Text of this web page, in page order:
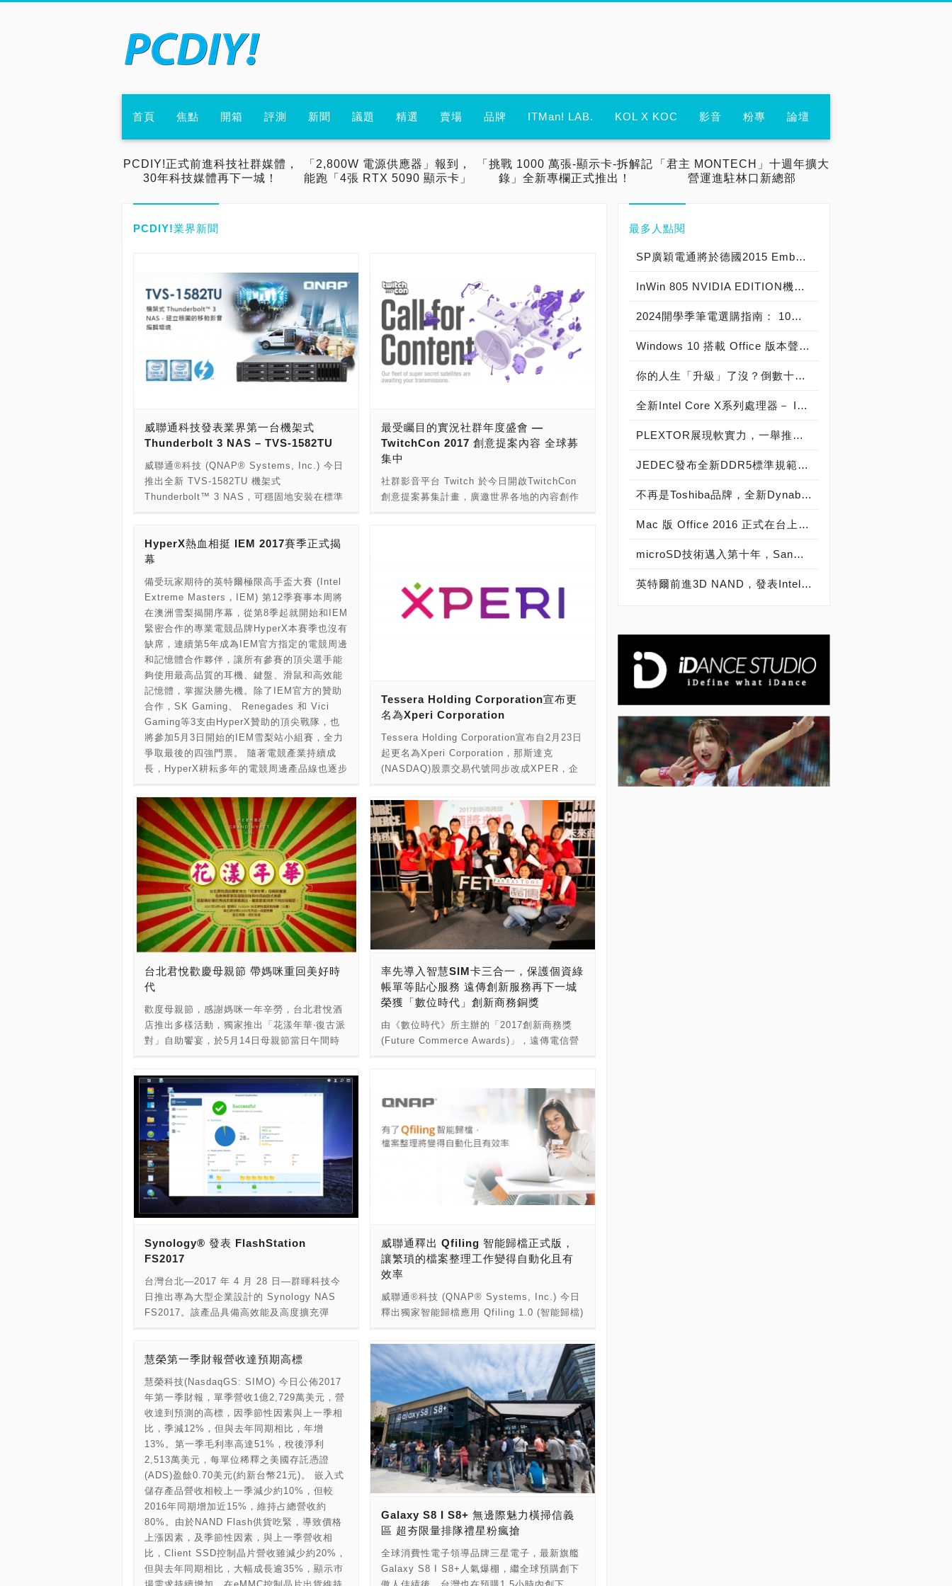
首頁 焦點 開箱 評測 新聞 議題 精選 賣場 品牌 ITMan! LAB. KOL X KOC 影音 粉專 論壇
PCDIY!正式前進科技社群媒體，
30年科技媒體再下一城！
「2,800W 電源供應器」報到，
能跑「4張 RTX 5090 顯示卡」
「挑戰 1000 萬張-顯示卡-拆解記
錄」全新專欄正式推出！
「君主 MONTECH」十週年擴大
營運進駐林口新總部
PCDIY!業界新聞
威聯通科技發表業界第一台機架式
Thunderbolt 3 NAS – TVS-1582TU
威聯通®科技 (QNAP® Systems, Inc.) 今日
推出全新 TVS-1582TU 機架式
Thunderbolt™ 3 NAS，可穩固地安裝在標準
Thunderbolt 3 埠、10GbE 網路與 USB 3.1
Gen2 (10 Gbps) 等高速介面可快速傳輸與備
份影片，提供移動式影音儲存與編輯的最佳解
決方案，讓講求高時效性的電視影音產業以最
高效率提供高品質 4K 影像內容。 威聯通產品
經理曹武惠表示：「電影拍攝、電視轉播等影
音媒體產業，時常需要即時編輯現場拍攝的影
片，拍片素材也有立即備份的需求。TVS-
1582TU 正是專為這樣的應用情境所開發，可
固定的機架式設計，尤其適合 SNG 轉播車載
和移動影音編輯環境的最佳配備。」 TVS-
1582TU 搭載高效能 Intel® 第七代 Core™ i5
與 Core™ i7 四核心處理器，除了
Thunderbolt 3 大頻寬讓視訊編輯存取擁有更
大優勢，同時內建雙 10 Gigabit 乙太網路
埠，獨家提供「Thunderbolt、NAS、iSCSI
流、多工應用的彈性，更是支援 Thunderbolt
的 Mac® 與 Windows® 使用者處理 4K 影像
作業、檔案儲存與快速分享的利器。QNAP 創
新的 T2E (Thunderbolt-to-Ethernet) 轉換器
可橋接 Thunderbolt 和乙太網路 (Ethernet)
介面，使得 Mac 裝置與 TVS-1582TU 相互連
接後，便可透過 NAS 的 Thunderbolt 介面直
聯 10GbE 高速網路，享有彈性、便利又高效
的資料傳輸。 TVS-1582TU 為支援 15 顆硬
碟的混合式儲存方案，可同時裝載 3.5 吋硬碟
與 2.5 吋硬碟/SSD，搭配 Qtier™ 技術賦予
自動分層儲存的服務，讓高速 SSD 與大容量
SATA 硬碟儲存空間達到不間斷的最佳配置，
同時提升系統效能，極適合高資料處理負載的
高畫質影音或虛擬化應用。TVS-1582TU 提供
一埠 HDMI 輸出，支援 4K @30Hz 超高解析
1582TU 強悍的硬體搭配管理簡單、功能豐富
的 QTS 4.3 作業系統，全方位滿足檔案儲
存、備份、復原、分享、與遠端存取等需求。
多項進階的商業應用包含：QRM+ (QNAP
Remote Manager Plus) 終端設備集中管理方
案，幫助 IT 管理者可由單一平台進行偵測、
對應、監控和管理在網路中所有重要裝置 (伺
服器 / 個人電腦 / 精簡型電腦)，支援自動建立
網路拓樸圖表，啟動視覺化營運智慧；
Virtualization Station (虛擬機工作站) 可在
UNIX® 和 Android™ 虛擬機；Container
Station (軟體容器工作站) 執行 LXC 和
Docker® 軟體容器的無限運用與 IoT 開發部
署；QVR Pro 打造專業的安全監控系統；
Qfiling 智能歸檔與 Qsirch 全文檢索搜尋，讓
供 90 TB 的大儲存空間 (使用 10 TB 3.5 吋
Thunderbolt 儲存擴充設備 ( TX-800P 和
TX-500P)、或是連接一台 USB 儲存擴充設備
(UX-1200U-RP、UX-800U-RP、UX-800P 和
UX-500P) 來彈性擴充容量，亦可透過
VJBOD (Virtual JBOD) 網路虛擬儲存擴充
櫃，用 NAS 擴充儲存空間，提供儲存高清影
像媒體檔案最可靠的解決方案。 TVS-
1582TU-i5-16G：Intel® Core™ i5-7500 3.4
GHz 四核心處理器，16 GB DDR4 記憶體，
可擴充至 64 GB TVS-1582TU-i7-32G：
Intel® Core™ i7-7700 3.6 GHz 四核心處理
器，32 GB DDR4 記憶體，可擴充至 64 GB
最受矚目的實況社群年度盛會 —
TwitchCon 2017 創意提案內容 全球募
集中
社群影音平台 Twitch 於今日開啟TwitchCon
創意提案募集計畫，廣邀世界各地的內容創作
出了更多新功能和工具，為實況主們帶來了多
種收益來源，內容上也加入了更多遊戲之外的
實況。我們希望向所有的社群們募集更多元的
態，以及許多相關議題。」Twitch Studio總監
Marcus “djWHEAT” Graham表示：「自2016
年TwitchCon之後，我們在這個平台不斷帶來
創新，以及社群們源源不絕為我們帶來的創意
能量，我們非常渴望看到今年有各種嶄新的提
案。」 此外，TwitchCon 2017將於5月底發售
續公佈。今年度的TwitchCon將於10月20日至
22日於美國加州長灘市長灘會展中心舉辦，想
獲得最新活動資訊，歡迎造訪TwitchCon官
網，或可於TwitchCon 首頁訂閱電子報或追隨
TwitchCon 官方Twitter獲得最新資訊。想知道
更多 Twitch 的資訊，可參閱關於Twitch、
Twitter 動態 (#Twitch)和部落格。 如果想於
TwitchCon 2017 共同展出或贊助合作，歡迎
聯絡 exhibitors@twitchcon.com
HyperX熱血相挺 IEM 2017賽季正式揭
幕
備受玩家期待的英特爾極限高手盃大賽 (Intel
Extreme Masters，IEM) 第12季賽事本周將
在澳洲雪梨揭開序幕，從第8季起就開始和IEM
緊密合作的專業電競品牌HyperX本賽季也沒有
缺席，連續第5年成為IEM官方指定的電競周邊
和記憶體合作夥伴，讓所有參賽的頂尖選手能
夠使用最高品質的耳機、鍵盤、滑鼠和高效能
記憶體，掌握決勝先機。除了IEM官方的贊助
合作，SK Gaming、 Renegades 和 Vici
Gaming等3支由HyperX贊助的頂尖戰隊，也
將參加5月3日開始的IEM雪梨站小組賽，全力
爭取最後的四強門票。 隨著電競產業持續成
長，HyperX耕耘多年的電競周邊產品線也逐步
競耳機、鍵盤和滑鼠，不但協助職業選手提升
戰力，也讓一般玩家能夠充分享受更全面、更
細緻的遊戲體驗。
Tessera Holding Corporation宣布更
名為Xperi Corporation
Tessera Holding Corporation宣布自2月23日
起更名為Xperi Corporation，那斯達克
(NASDAQ)股票交易代號同步改成XPER，企
了公司的擴大營運、持續的技術創新與更美好
的願景。Xperi與旗下獨資子公司，包括
DTS、FotoNation、Invensas與Tessera，將
繼續為全球數百家合作廠商及數十億件產品，
打造並提供頂級的音訊與廣播解決方案、運算
成像(computational imaging)技術、半導體封
裝及IP授權服務。 Tessera Holding
Corporation執行長Tom Lacey表示：「更名
為Xperi是一個值得紀念的關鍵時刻。Xperi代
表了DTS、FotoNation、Invensas與Tessera
造能提供傑出體驗的解決方案。我們將透過新
的商標與品牌識別，傳遞公司近700名員工組
成團隊所能創造的無限可能性，為人類體驗帶
來真正的影響。我們不斷從那些在日常生活中
使用本公司技術的人身上找到靈感，而這也驅
使我們持續產出各種創新的點子。我們等不及
針對行動裝置、家庭劇院系統、電影院、車用
音響等應用推出各種開創性的音訊解決方案，
DTS藉此為世界各地聽眾提供了聲歷其境又迷
人的高品質體驗。 FotoNation成立於1997
年，為全球運算成像及電腦視覺解決方案的領
導廠商。它所提供的技術及解決方案，強化了
全球數十億台智慧型手機、數位相機、無人
機、運動攝影機、平板、監視系統、存取控制
是全球頂尖的先進半導體封裝與互連
(interconnect)技術供應商，自2011年創立以
來，致力於讓次世代電子產品體積更小、速度
更快、耗電更低，同時提供更高階功能。
Tessera創立於1990年，最初是以半導體封裝
技術研發為主要業務。該公司成立以來一直是
包括全球頂尖的半導體、智慧型手機與數位成
像製造商。
台北君悅歡慶母親節 帶媽咪重回美好時
代
歡度母親節，感謝媽咪一年辛勞，台北君悅酒
店推出多樣活動，獨家推出「花漾年華‧復古派
對」自助饗宴，於5月14日母親節當日午間時
美饌，搭配精彩模仿秀與民歌現場演出，邀您
與闔家歡度與眾不同的母親節。每人費用
NT$2,000+10%。 同場加映「媽咪小驚
喜」，雲錦中餐廳或漂亮廣式海鮮餐廳自5月6
日至14日止，推出母親節桌菜，每桌10人
NT$26,000+10%，凡於5月6日至12日，預訂
母親節桌菜(於包廂使用)，即贈「媽咪福袋」
乙個，內含中餐廳NT$500元抵用券兩張、茶
苑下午茶餐券（限平日週一至週四使用）乙
與14日預訂任一中餐廳母親節桌菜，即贈送母
親節限量蛋糕乙個！ 如果想犒賞媽咪，也可選
擇台北君悅酒店Oasis Spa為慶祝母親節推出
「寵愛媽咪」專案，價格NT$3,960，於5月1
日至14日期間限量販售。內容包括補充身心能
前迎賓茶、花瓣足浴和按摩後放鬆舒緩小點。
凡購買Oasis Spa母親節「寵愛媽咪」專案，
即加贈凱菲屋下午茶乙客 (價值NT$968)，有
效期限至2017年5月31日止，數量有限，欲購
從速。 欲了解詳情，請洽02 2720 1200轉分
機3164由專人服務，或上網
taipei.grand.hyatt.com 查詢。亦可加入台北
君悅臉書粉絲專頁
Facebook.com/GrandHyattTaipei，隨時掌
握最新住宿及餐飲優惠活動！
率先導入智慧SIM卡三合一，保護個資綠
帳單等貼心服務 遠傳創新服務再下一城
榮獲「數位時代」創新商務銅獎
由《數位時代》所主辦的「2017創新商務獎
(Future Commerce Awards)」，遠傳電信營
務，榮獲「最佳管理創新─銅獎」殊榮肯定。
遠傳電信服務暨營運支援事業群執行副總經理
束宜鵬表示：「面對電信科技各種創新應用一
日千里，客戶的使用行為也隨之快速轉變；面
對電信業營運環境的各種變動，遠傳電信服務
暨營運支援事業群，也從營運支援轉型為敏捷
服務管理。唯有從客戶的需求著眼，無時無刻
深入貼近客戶使用不便之處，找出解決方法，
Normal、Micro、Nano三種卡片的SIM卡，讓
客戶只需要一卡就可適用所有手機 ，不論是
3G、4G，就連預付型和月租型都可以用同一
張卡使用電信服務。遠傳電信營運服務暨支援
處資深協理郭忠良指出：「SIM卡三合一這樣
創新的作法，不僅預估將可以省下20%的卡片
驗! 」 為了進一步優化客戶體驗，在重視個資
隱私的當下，有別於一般三摺式的摺頁帳單，
遠傳推出電信業界首創的帳單個資裁撕線，分
開個資與帳單明細，解決客戶惱人的個資銷毀
問題。同時，遠傳也力推無紙化的電子帳單，
遠傳電信營運服務暨支援處資深協理郭忠良更
強調，2016年使用數為220萬，持續增加使用
無紙化帳單的數量，預估每年可節省紙張
6,600 萬張，減少79.86公噸碳的排放，為防
止地球暖化盡一份心力。 遠傳的帳單服務及行
動客服APP，於2016年獲得TNS(全球第一消
費者市場調查公司)客戶滿意度電信業最高
Grand A榮譽，整合最即時的服務與購物功能
在手，無論是要查詢帳單金額、管理上網用
量、繳交電話費、更改費率、手機促銷情報、
Synology® 發表 FlashStation
FS2017
台灣台北—2017 年 4 月 28 日—群暉科技今
日推出專為大型企業設計的 Synology NAS
FS2017。該產品具備高效能及高度擴充彈
環境，以及任何需要高 IOPS 及低延遲的資料
庫應用。 FS2017 搭載 Intel® Xeon® D 系
列八核心處理器，配備 16GB DDR4 ECC
RDIMM 記憶體，最高可擴充至 128GB，硬體
規格先進，即便在進行多工處理或承載數台虛
擬機器時，效能依舊強勁；四個隨插即用的
1GbE 網路埠可輕易融入原有的 RJ45 網路環
境，確保連線不中斷，而雙 10GBASE-T 網路
埠則彈性支援 10GbE / 25GbE / 40GbE 網路
介面卡，讓存取流量最大化，因而能勝任資料
密集的任務。 「在 SSD 上建立 RAID 時，最
常見的挑戰在於如何避免數顆 SSD 同時損
毀，」群輝科技執行長許格超說，「為了解決
這個問題，我們特別研發出 RAID F1 功能，
利用特殊的演算法，將工作量不平均地分配至
威聯通釋出 Qfiling 智能歸檔正式版，
讓繁瑣的檔案整理工作變得自動化且有
效率
威聯通®科技 (QNAP® Systems, Inc.) 今日
釋出獨家智能歸檔應用 Qfiling 1.0 (智能歸檔)
作，提供使用者簡化歸檔流程、提升工作效率
的實用工具，大大節省將大量檔案逐一手動分
類、歸檔的繁瑣與不便。 Qfiling 設定簡單、
操作容易，只要五步驟，即可將 QNAP NAS
中分散在各個資料夾的眾多檔案妥善分類、條
理歸檔。使用者可依自身需求，由 Qfiling 提
供的各檔案類別專屬歸檔條件，挑選並建立最
合適的資料夾階層；同時可自訂排程計畫，定
期將新檔案移入指定資料夾中。另增加「配
方」功能，使用者可儲存常用的歸檔條件成為
任務僅需一鍵完成。 威聯通產品經理倪若嘉表
示：「Qfiling 技術整合 Qsirch 強大的全文檢
索搜尋引擎，可根據不同檔案類型提供進階歸
檔條件，實現快速分類。QNAP NAS 作為一
個檔案儲存中心時，Qfiling 可有效率地整理大
慧榮第一季財報營收達預期高標
慧榮科技(NasdaqGS: SIMO) 今日公佈2017
年第一季財報，單季營收1億2,729萬美元，營
收達到預測的高標，因季節性因素與上一季相
比，季減12%，但與去年同期相比，年增
13%。第一季毛利率高達51%，稅後淨利
2,513萬美元，每單位稀釋之美國存託憑證
(ADS)盈餘0.70美元(約新台幣21元)。 嵌入式
儲存產品營收相較上一季減少約10%，但較
2016年同期增加近15%，維持占總營收約
80%。由於NAND Flash供貨吃緊，導致價格
上漲因素，及季節性因素，與上一季營收相
比，Client SSD控制晶片營收雖減少約20%，
但與去年同期相比，大幅成長逾35%，顯示巿
Galaxy S8 I S8+ 無邊際魅力橫掃信義
區 超夯限量排隊禮星粉瘋搶
全球消費性電子領導品牌三星電子，最新旗艦
Galaxy S8 I S8+人氣爆棚，繼全球預購創下
最多人點閱
SP廣穎電通將於德國2015 Embedded World展示全方位工控系列產品
InWin 805 NVIDIA EDITION機殼爆紅，迎廣GeForce GTX特仕版機箱正式開賣！
2024開學季筆電選購指南： 10大熱銷筆電推薦榜
Windows 10 搭載 Office 版本聲明稿 Office Mobile 、 Office 2016 與 Office 365 版本差異說明
你的人生「升級」了沒？倒數十天！Windows 10開闊你的無限視野
全新Intel Core X系列處理器－ Intel Core i9 極致版處理器 重裝上陣
PLEXTOR展現軟實力，一舉推出三大獨家軟體
JEDEC發布全新DDR5標準規範，從DDR5-4800起跳! 將加速導入下世代高效能電腦系統
不再是Toshiba品牌，全新Dynabook 2019 新品發布，透過運算與服務改變世界
Mac 版 Office 2016 正式在台上市！
microSD技術邁入第十年，SanDisk microSD記憶卡出貨量突破20億片
英特爾前進3D NAND，發表Intel SSD 600p、6000p、E 5420s、E 6000p、DC P3520、DC S3520固態硬碟！